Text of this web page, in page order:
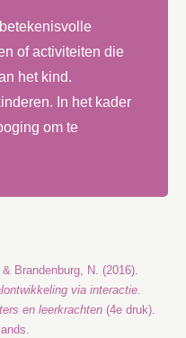
of activiteiten die
het kind.
In het kader
om te
Brandenburg, N. (2016).
via interactie.
en leerkrachten (4e druk).